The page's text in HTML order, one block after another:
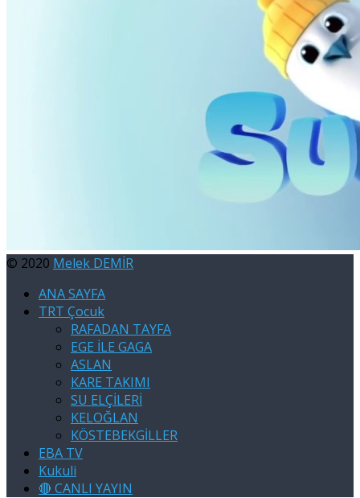
© 2020 Melek DEMİR
ANA SAYFA
TRT Çocuk
RAFADAN TAYFA
EGE İLE GAGA
ASLAN
KARE TAKIMI
SU ELÇİLERİ
KELOĞLAN
KÖSTEBEKGİLLER
EBA TV
Kukuli
🔴 CANLI YAYIN